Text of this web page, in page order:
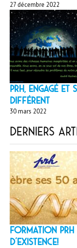
27 décembre 2022
PRH, engagé
différent
30 mars 2022
Derniers
Formation
d’existence!